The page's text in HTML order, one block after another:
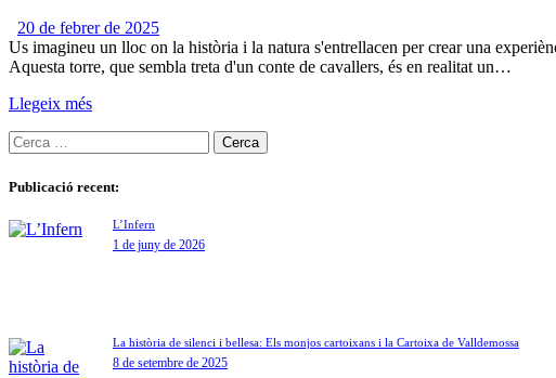
20 de febrer de 2025
Us imagineu un lloc on la història i la natura s'entrellacen per crear una
Aquesta torre, que sembla treta d'un conte de cavallers, és en realitat un…
Llegeix més
Publicació recent:
L’Infern
1 de juny de 2026
La història de silenci i bellesa: Els monjos cartoixans i la Cartoixa de Valldemossa
8 de setembre de 2025